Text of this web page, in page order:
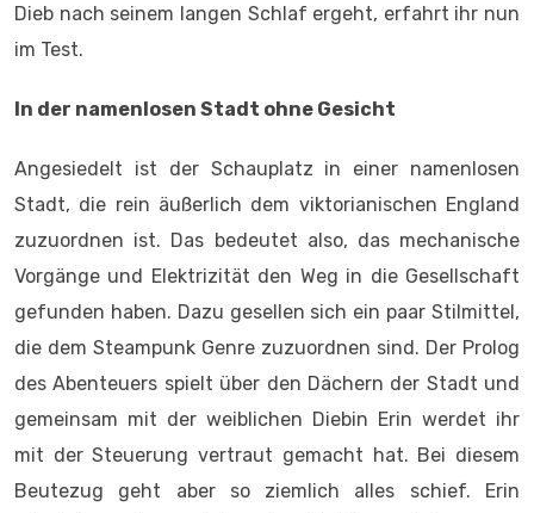
Dieb nach seinem langen Schlaf ergeht, erfahrt ihr nun
im Test.
In der namenlosen Stadt ohne Gesicht
Angesiedelt ist der Schauplatz in einer namenlosen
Stadt, die rein äußerlich dem viktorianischen England
zuzuordnen ist. Das bedeutet also, das mechanische
Vorgänge und Elektrizität den Weg in die Gesellschaft
gefunden haben. Dazu gesellen sich ein paar Stilmittel,
die dem Steampunk Genre zuzuordnen sind. Der Prolog
des Abenteuers spielt über den Dächern der Stadt und
gemeinsam mit der weiblichen Diebin Erin werdet ihr
mit der Steuerung vertraut gemacht hat. Bei diesem
Beutezug geht aber so ziemlich alles schief. Erin